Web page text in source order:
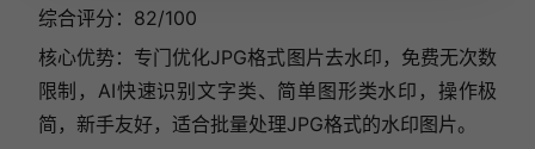
综合评分：82/100
核心优势：专门优化JPG格式图片去水印，免费无次数
限制，AI快速识别文字类、简单图形类水印，操作极
简，新手友好，适合批量处理JPG格式的水印图片。